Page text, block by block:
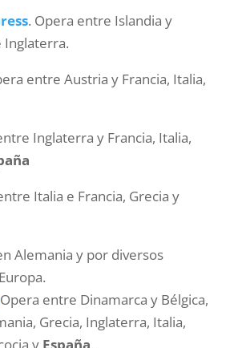
. Opera entre Islandia y
Inglaterra.
entre Austria y Francia, Italia,
Inglaterra y Francia, Italia,
Italia e Francia, Grecia y
Alemania y por diversos
entre Dinamarca y Bélgica,
Grecia, Inglaterra, Italia,